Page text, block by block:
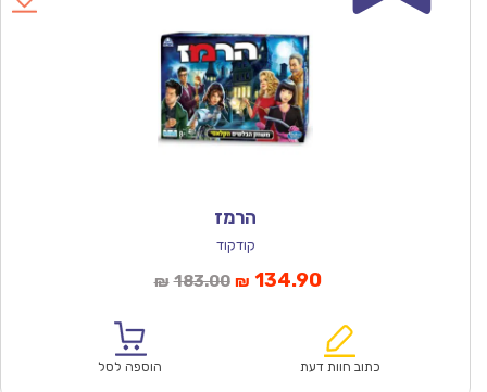
הרמז
קודקוד
₪ 183.00המחיר
₪183.00.
₪ 134.90המחיר
הוא:
כתוב חוות דעת הוספה לסל